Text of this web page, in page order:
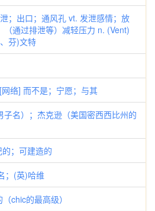
出口；通风孔 vt. 发泄感情；放
通过排泄等）减轻压力 n. (Vent)
芬)文特
] 而不是；宁愿；与其
）；杰克逊（美国密西西比州的
；可建造的
(英)哈维
的最高级）